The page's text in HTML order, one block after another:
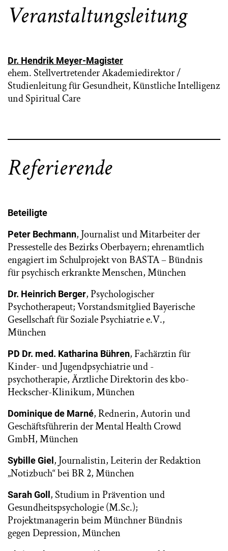
Veranstaltungsleitung
Dr. Hendrik Meyer-Magister
ehem. Stellvertretender Akademiedirektor /
Studienleitung für Gesundheit, Künstliche Intelligenz
und Spiritual Care
Referierende
Beteiligte
Peter Bechmann, Journalist und Mitarbeiter der
Pressestelle des Bezirks Oberbayern; ehrenamtlich
engagiert im Schulprojekt von BASTA – Bündnis
für psychisch erkrankte Menschen, München
Dr. Heinrich Berger, Psychologischer
Psychotherapeut; Vorstandsmitglied Bayerische
Gesellschaft für Soziale Psychiatrie e.V.,
München
PD Dr. med. Katharina Bühren, Fachärztin für
Kinder- und Jugendpsychiatrie und -
psychotherapie, Ärztliche Direktorin des kbo-
Heckscher-Klinikum, München
Dominique de Marné, Rednerin, Autorin und
Geschäftsführerin der Mental Health Crowd
GmbH, München
Sybille Giel , Journalistin, Leiterin der Redaktion
„Notizbuch“ bei BR 2, München
Sarah Goll , Studium in Prävention und
Gesundheitspsychologie (M.Sc.);
Projektmanagerin beim Münchner Bündnis
gegen Depression, München